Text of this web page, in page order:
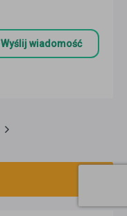
Wyślij wiadomość